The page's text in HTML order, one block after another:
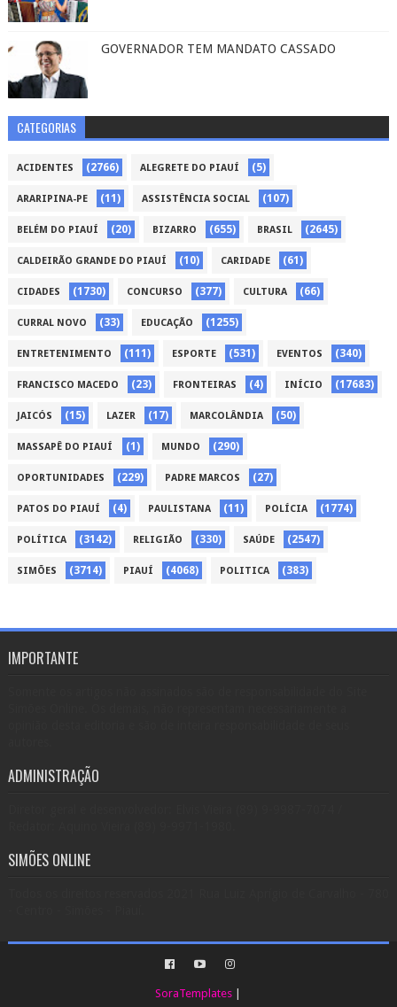
GOVERNADOR TEM MANDATO CASSADO
CATEGORIAS
ACIDENTES (2766) ALEGRETE DO PIAUÍ (5)
ARARIPINA-PE (11) ASSISTÊNCIA SOCIAL (107)
BELÉM DO PIAUÍ (20) BIZARRO (655) BRASIL (2645)
CALDEIRÃO GRANDE DO PIAUÍ (10) CARIDADE (61)
CIDADES (1730) CONCURSO (377) CULTURA (66)
CURRAL NOVO (33) EDUCAÇÃO (1255)
ENTRETENIMENTO (111) ESPORTE (531) EVENTOS (340)
FRANCISCO MACEDO (23) FRONTEIRAS (4) INÍCIO (17683)
JAICÓS (15) LAZER (17) MARCOLÂNDIA (50)
MASSAPÊ DO PIAUÍ (1) MUNDO (290)
OPORTUNIDADES (229) PADRE MARCOS (27)
PATOS DO PIAUÍ (4) PAULISTANA (11) POLÍCIA (1774)
POLÍTICA (3142) RELIGIÃO (330) SAÚDE (2547)
SIMÕES (3714) PIAUÍ (4068) POLITICA (383)
IMPORTANTE
ADMINISTRAÇÃO
SIMÕES ONLINE
SoraTemplates